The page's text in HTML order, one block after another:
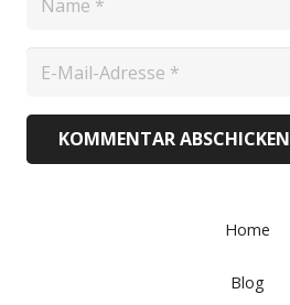
KOMMENTAR ABSCHICKEN
Home
Blog